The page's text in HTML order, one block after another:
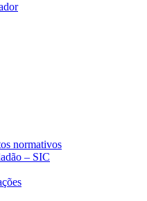
normativos
– SIC